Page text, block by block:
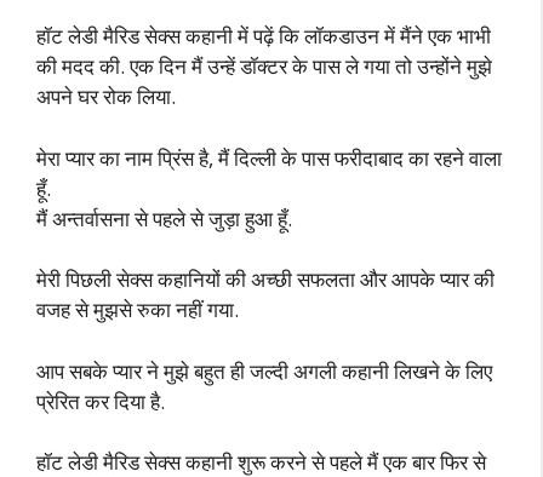
हॉट लेडी मैरिड सेक्स कहानी में पढ़ें कि लॉकडाउन में मैंने एक भाभी
की मदद की. एक दिन मैं उन्हें डॉक्टर के पास ले गया तो उन्होंने मुझे
अपने घर रोक लिया.
मेरा प्यार का नाम प्रिंस है, मैं दिल्ली के पास फरीदाबाद का रहने वाला
हूँ.
मैं अन्तर्वासना से पहले से जुड़ा हुआ हूँ.
मेरी पिछली सेक्स कहानियों की अच्छी सफलता और आपके प्यार की
वजह से मुझसे रुका नहीं गया.
आप सबके प्यार ने मुझे बहुत ही जल्दी अगली कहानी लिखने के लिए
प्रेरित कर दिया है.
हॉट लेडी मैरिड सेक्स कहानी शुरू करने से पहले मैं एक बार फिर से